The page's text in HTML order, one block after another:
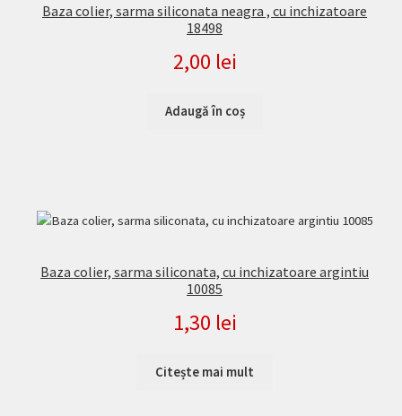
Baza colier, sarma siliconata neagra , cu inchizatoare
18498
2,00 lei
Adaugă în coș
Baza colier, sarma siliconata, cu inchizatoare argintiu
10085
1,30 lei
Citește mai mult